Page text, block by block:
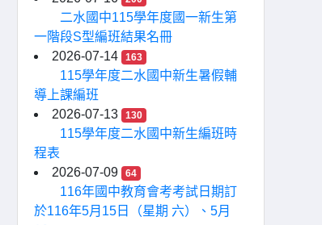
二水國中115學年度國一新生第
一階段S型編班結果名冊
2026-07-14
163
115學年度二水國中新生暑假輔
導上課編班
2026-07-13
130
115學年度二水國中新生編班時
程表
2026-07-09
64
116年國中教育會考考試日期訂
於116年5月15日（星期 六）、5月